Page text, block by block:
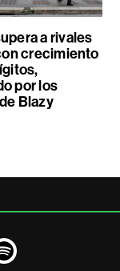
a rivales
crecimiento
por los
Blazy